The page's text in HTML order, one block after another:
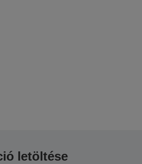
letöltése